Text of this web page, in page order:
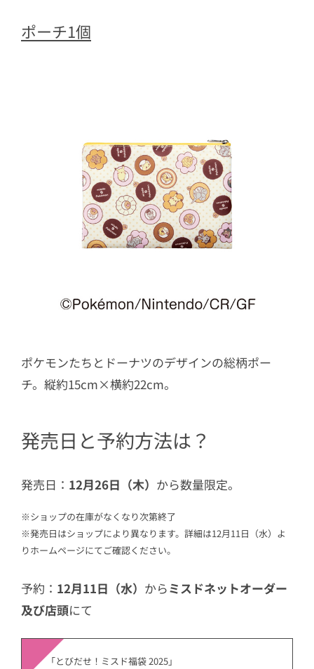
ポーチ1個
ポケモンたちとドーナツのデザインの総柄ポー
チ。縦約15cm×横約22cm。
発売日と予約方法は？
発売日： 12月26日（木） から数量限定。
※ショップの在庫がなくなり次第終了
※発売日はショップにより異なります。詳細は12月11日（水）よ
りホームページにてご確認ください。
予約： 12月11日（水） からミスドネットオーダー
及び店頭にて
「とびだせ！ミスド福袋 2025」